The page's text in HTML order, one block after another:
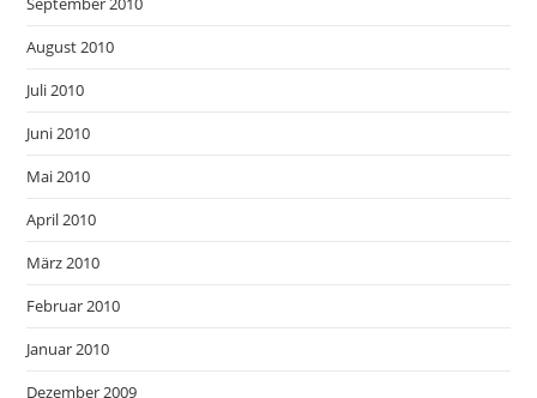
August 2010
Juli 2010
Juni 2010
Mai 2010
April 2010
März 2010
Februar 2010
Januar 2010
Dezember 2009